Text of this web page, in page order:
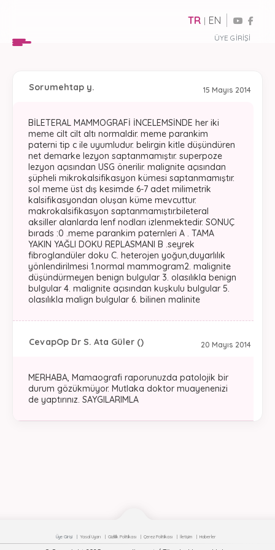
ÜYE GIRIŞI
TR | EN
15 Mayıs 2014
Sorumehtap y.
BİLETERAL MAMMOGRAFİ İNCELEMSİNDE her iki
meme cilt cilt altı normaldir. meme parankim
paterni tip c ile uyumludur. belirgin kitle düşündüren
net demarke lezyon saptanmamıştır. superpoze
lezyon açısından USG önerilir. malignite açısından
şüpheli mikrokalsifikasyon kümesi saptanmamıştır.
sol meme üst dış kesimde 6-7 adet milimetrik
kalsifikasyondan oluşan küme mevcuttur.
makrokalsifikasyon saptanmamıştır.bileteral
aksiller alanlarda lenf nodları izlenmektedir. SONUÇ
bırads :0 .meme parankim paternleri A . TAMA
YAKIN YAĞLI DOKU REPLASMANI B .seyrek
fibroglandüler doku C. heterojen yoğun,duyarlılık
yönlendirilmesi 1.normal mammogram2. malignite
düşündürmeyen benign bulgular 3. olasılıkla benign
bulgular 4. malignite açısından kuşkulu bulgular 5.
olasılıkla malign bulgular 6. bilinen malinite
20 Mayıs 2014
CevapOp Dr S. Ata Güler ()
MERHABA, Mamaografi raporunuzda patolojik bir
durum gözükmüyor. Mutlaka doktor muayenenizi
de yaptırınız. SAYGILARIMLA
Üye Girişi Yasal Uyarı Gizlilik Politikası Çerez Politikası İletişim Haberler